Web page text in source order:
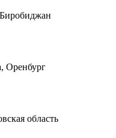
Оренбург
область